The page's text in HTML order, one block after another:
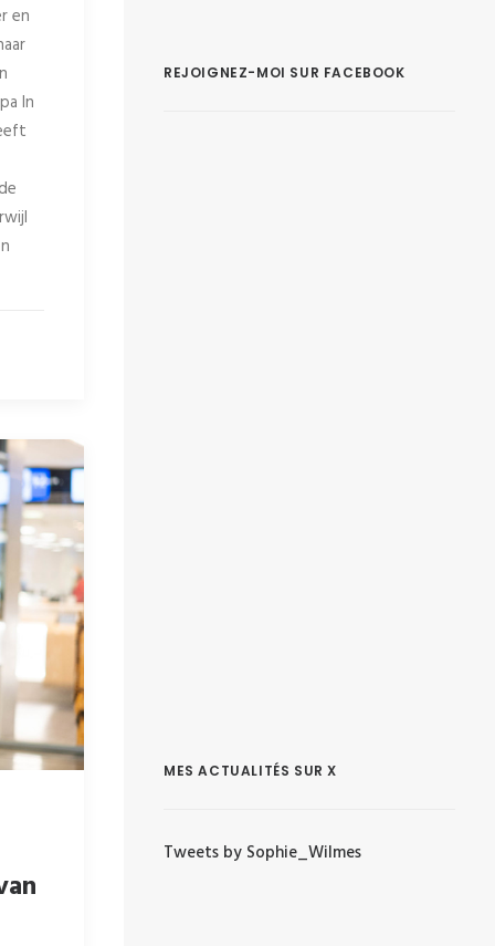
en
In
REJOIGNEZ-MOI SUR FACEBOOK
MES ACTUALITÉS SUR X
Tweets by Sophie_Wilmes